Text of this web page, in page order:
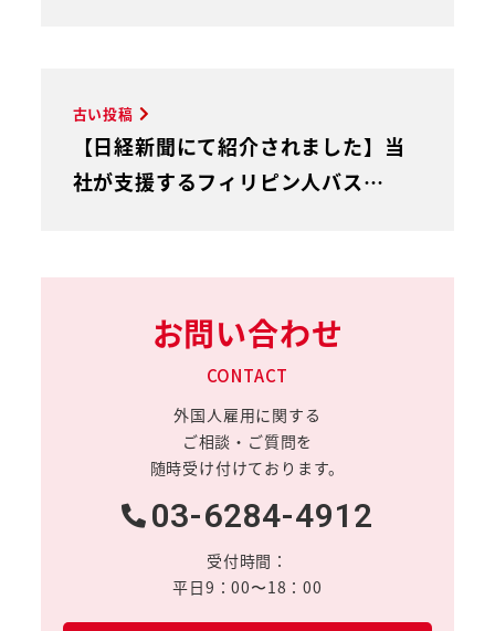
古い投稿
【日経新聞にて紹介されました】当
社が支援するフィリピン人バス…
お問い合わせ
CONTACT
外国人雇用に関する
ご相談・ご質問を
随時受け付けております。
03-6284-4912
受付時間：
平日9：00〜18：00